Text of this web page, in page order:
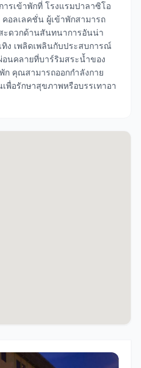
รเข้าพักที่ โรงแรมปาลาซิโอ
อลเลคชั่น ผู้เข้าพักสามารถ
ะดวกด้านสันทนาการอันน่า
ง เพลิดเพลินกับประสบการณ์
อนคลายที่บาร์ริมสระน้ำของ
ก คุณสามารถออกกำลังกาย
เพื่อรักษาสุขภาพหรือบรรเทาอา